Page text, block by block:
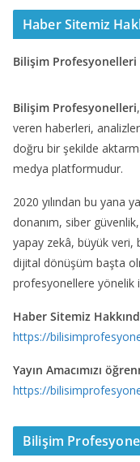
Haber Sitemiz
Bilişim Profesyonelleri
Bilişim Profesyonelleri
veren haberleri,
doğru bir şekilde
medya platformudur.
2020 yılından bu yana
donanım, siber
yapay zekâ, büyük veri,
dijital dönüşüm başta
profesyonellere yönelik
Haber Sitemiz
https://
Yayın Amacımızı
https://
Bilişim